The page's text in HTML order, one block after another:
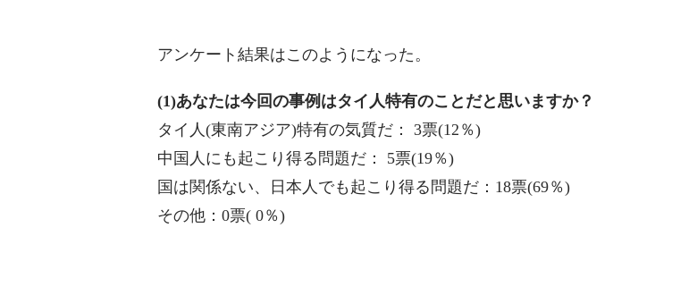
アンケート結果はこのようになった。
(1)あなたは今回の事例はタイ人特有のことだと思いますか？
タイ人(東南アジア)特有の気質だ： 3票(12％)
中国人にも起こり得る問題だ： 5票(19％)
国は関係ない、日本人でも起こり得る問題だ：18票(69％)
その他：0票( 0％)